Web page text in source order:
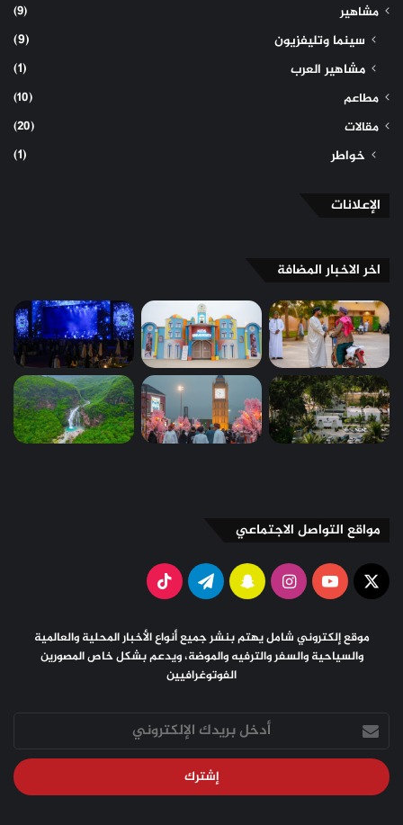
مشاهير
(9)
سينما وتليفزيون
(9)
مشاهير العرب
(1)
مطاعم
(10)
مقالات
(20)
خواطر (1)
الإعلانات
اخر الاخبار المضافة
مواقع التواصل الاجتماعي
X يوتيوبانستقرامسناب تيلقرام‫TikTok
موقع إلكتروني شامل يهتم بنشر جميع أنواع الأخبار المحلية والعالمية
والسياحية والسفر والترفيه والموضة، ويدعم بشكل خاص المصورين
الفوتوغرافيين
أدخل
بريدك
الإلكتروني